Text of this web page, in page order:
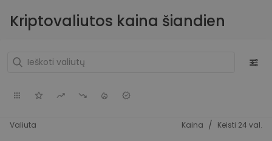
Kriptovaliutos kaina šiandien
Valiuta Kaina / Keisti 24 val.